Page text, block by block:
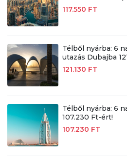
117.550 FT
Télből nyárba: 6
utazás Dubajba
121.130 FT
Télből nyárba: 6
107.230 Ft-ért!
107.230 FT